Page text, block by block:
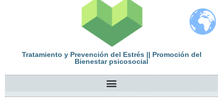
Tratamiento y Prevención del Estrés || Promoción del
Bienestar psicosocial